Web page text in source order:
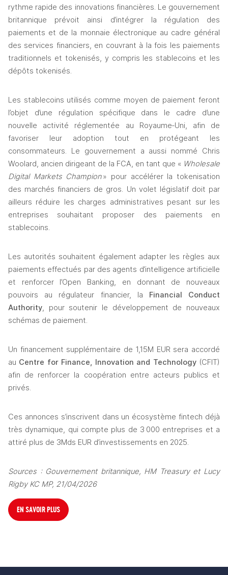
rythme rapide des innovations financières. Le gouvernement
britannique prévoit ainsi d’intégrer la régulation des
paiements et de la monnaie électronique au cadre général
des services financiers, en couvrant à la fois les paiements
traditionnels et tokenisés, y compris les stablecoins et les
dépôts tokenisés.
Les stablecoins utilisés comme moyen de paiement feront
l’objet d’une régulation spécifique dans le cadre d’une
nouvelle activité réglementée au Royaume‑Uni, afin de
favoriser leur adoption tout en protégeant les
consommateurs. Le gouvernement a aussi nommé Chris
Woolard, ancien dirigeant de la FCA, en tant que « Wholesale
Digital Markets Champion » pour accélérer la tokenisation
des marchés financiers de gros. Un volet législatif doit par
ailleurs réduire les charges administratives pesant sur les
entreprises souhaitant proposer des paiements en
stablecoins.
Les autorités souhaitent également adapter les règles aux
paiements effectués par des agents d’intelligence artificielle
et renforcer l’Open Banking, en donnant de nouveaux
pouvoirs au régulateur financier, la Financial Conduct
Authority, pour soutenir le développement de nouveaux
schémas de paiement.
Un financement supplémentaire de 1,15M EUR sera accordé
au Centre for Finance, Innovation and Technology (CFIT)
afin de renforcer la coopération entre acteurs publics et
privés.
Ces annonces s’inscrivent dans un écosystème fintech déjà
très dynamique, qui compte plus de 3 000 entreprises et a
attiré plus de 3Mds EUR d’investissements en 2025.
Sources : Gouvernement britannique, HM Treasury et Lucy
Rigby KC MP, 21/04/2026
EN SAVOIR PLUS